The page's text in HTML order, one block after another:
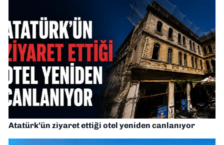
Atatürk’ün ziyaret ettiği otel yeniden canlanıyor